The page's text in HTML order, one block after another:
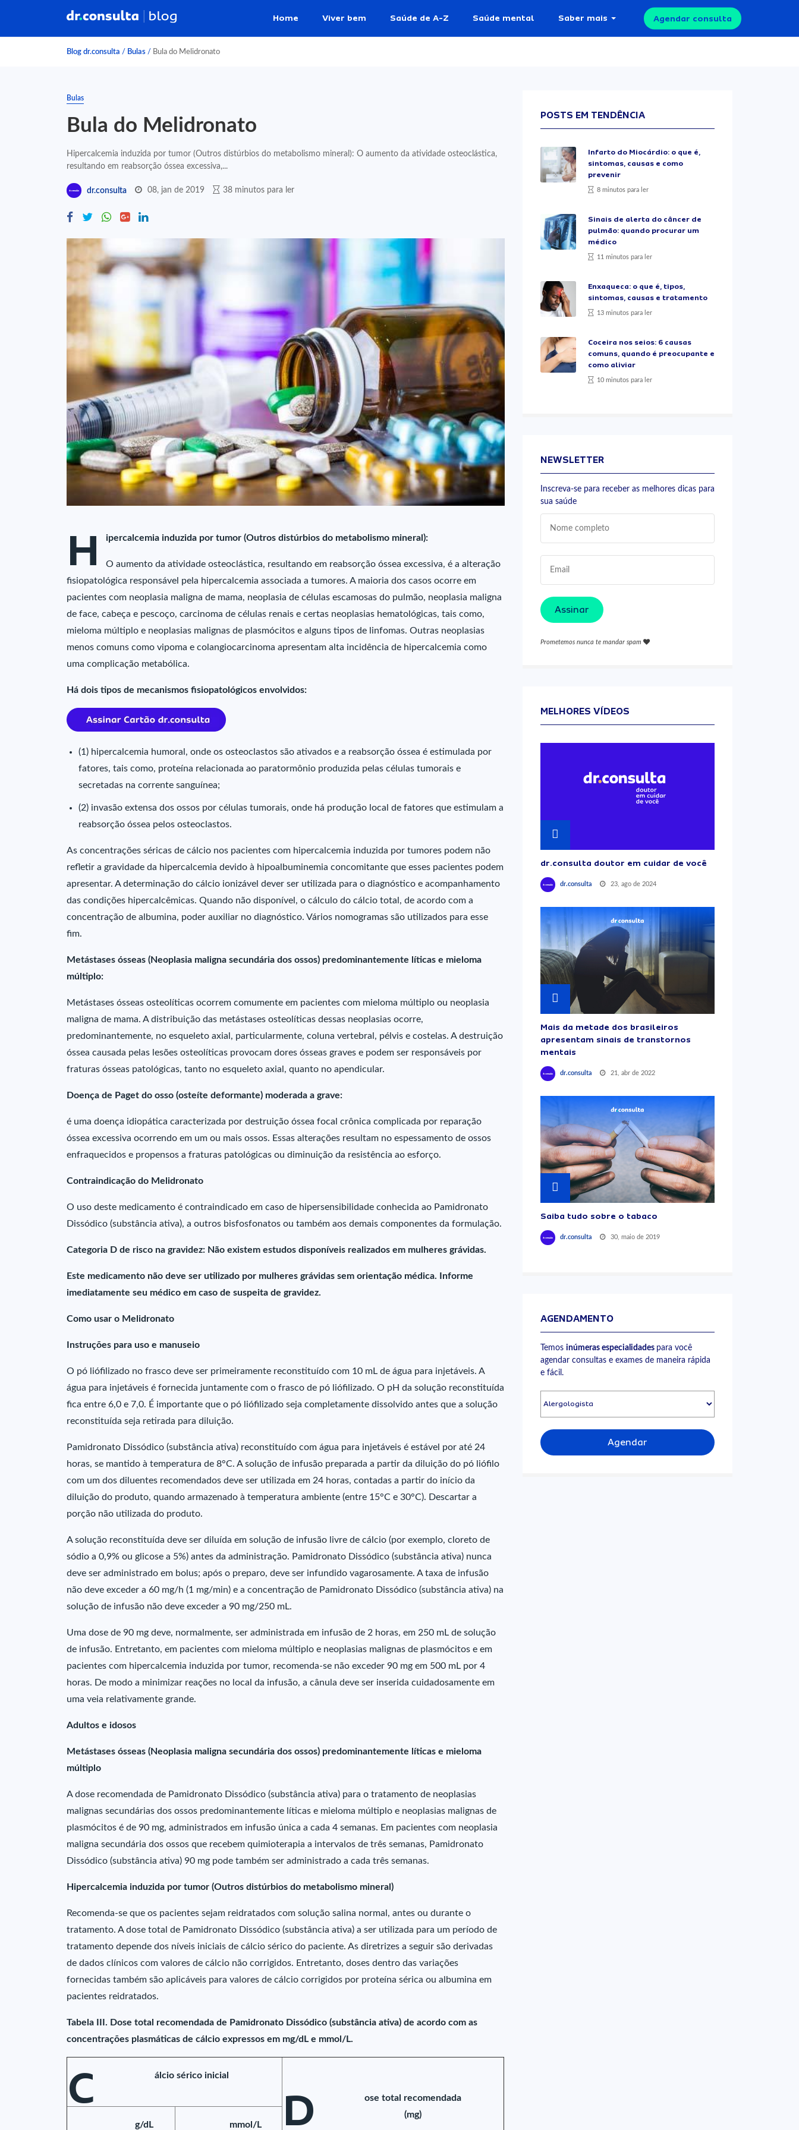
Home Viver bem Saúde de A-Z Saúde mental Saber mais Agendar consulta
Blog dr.consulta / Bulas / Bula do Melidronato
Bulas
Bula do Melidronato
Hipercalcemia induzida por tumor (Outros distúrbios do metabolismo mineral): O aumento da atividade osteoclástica,
resultando em reabsorção óssea excessiva,...
dr.consulta 08, jan de 2019 38 minutos para ler
H ipercalcemia induzida por tumor (Outros distúrbios do metabolismo mineral):
O aumento da atividade osteoclástica, resultando em reabsorção óssea excessiva, é a alteração
fisiopatológica responsável pela hipercalcemia associada a tumores. A maioria dos casos ocorre em
pacientes com neoplasia maligna de mama, neoplasia de células escamosas do pulmão, neoplasia maligna
de face, cabeça e pescoço, carcinoma de células renais e certas neoplasias hematológicas, tais como,
mieloma múltiplo e neoplasias malignas de plasmócitos e alguns tipos de linfomas. Outras neoplasias
menos comuns como vipoma e colangiocarcinoma apresentam alta incidência de hipercalcemia como
uma complicação metabólica.
Há dois tipos de mecanismos fisiopatológicos envolvidos:
(1) hipercalcemia humoral, onde os osteoclastos são ativados e a reabsorção óssea é estimulada por
fatores, tais como, proteína relacionada ao paratormônio produzida pelas células tumorais e
secretadas na corrente sanguínea;
(2) invasão extensa dos ossos por células tumorais, onde há produção local de fatores que estimulam a
reabsorção óssea pelos osteoclastos.
As concentrações séricas de cálcio nos pacientes com hipercalcemia induzida por tumores podem não
refletir a gravidade da hipercalcemia devido à hipoalbuminemia concomitante que esses pacientes podem
apresentar. A determinação do cálcio ionizável dever ser utilizada para o diagnóstico e acompanhamento
das condições hipercalcêmicas. Quando não disponível, o cálculo do cálcio total, de acordo com a
concentração de albumina, poder auxiliar no diagnóstico. Vários nomogramas são utilizados para esse
fim.
Metástases ósseas (Neoplasia maligna secundária dos ossos) predominantemente líticas e mieloma
múltiplo:
Metástases ósseas osteolíticas ocorrem comumente em pacientes com mieloma múltiplo ou neoplasia
maligna de mama. A distribuição das metástases osteolíticas dessas neoplasias ocorre,
predominantemente, no esqueleto axial, particularmente, coluna vertebral, pélvis e costelas. A destruição
óssea causada pelas lesões osteolíticas provocam dores ósseas graves e podem ser responsáveis por
fraturas ósseas patológicas, tanto no esqueleto axial, quanto no apendicular.
Doença de Paget do osso (osteíte deformante) moderada a grave:
é uma doença idiopática caracterizada por destruição óssea focal crônica complicada por reparação
óssea excessiva ocorrendo em um ou mais ossos. Essas alterações resultam no espessamento de ossos
enfraquecidos e propensos a fraturas patológicas ou diminuição da resistência ao esforço.
Contraindicação do Melidronato
O uso deste medicamento é contraindicado em caso de hipersensibilidade conhecida ao Pamidronato
Dissódico (substância ativa), a outros bisfosfonatos ou também aos demais componentes da formulação.
Categoria D de risco na gravidez: Não existem estudos disponíveis realizados em mulheres grávidas.
Este medicamento não deve ser utilizado por mulheres grávidas sem orientação médica. Informe
imediatamente seu médico em caso de suspeita de gravidez.
Como usar o Melidronato
Instruções para uso e manuseio
O pó liófilizado no frasco deve ser primeiramente reconstituído com 10 mL de água para injetáveis. A
água para injetáveis é fornecida juntamente com o frasco de pó liófilizado. O pH da solução reconstituída
fica entre 6,0 e 7,0. É importante que o pó liófilizado seja completamente dissolvido antes que a solução
reconstituída seja retirada para diluição.
Pamidronato Dissódico (substância ativa) reconstituído com água para injetáveis é estável por até 24
horas, se mantido à temperatura de 8°C. A solução de infusão preparada a partir da diluição do pó liófilo
com um dos diluentes recomendados deve ser utilizada em 24 horas, contadas a partir do início da
diluição do produto, quando armazenado à temperatura ambiente (entre 15°C e 30°C). Descartar a
porção não utilizada do produto.
A solução reconstituída deve ser diluída em solução de infusão livre de cálcio (por exemplo, cloreto de
sódio a 0,9% ou glicose a 5%) antes da administração. Pamidronato Dissódico (substância ativa) nunca
deve ser administrado em bolus; após o preparo, deve ser infundido vagarosamente. A taxa de infusão
não deve exceder a 60 mg/h (1 mg/min) e a concentração de Pamidronato Dissódico (substância ativa) na
solução de infusão não deve exceder a 90 mg/250 mL.
Uma dose de 90 mg deve, normalmente, ser administrada em infusão de 2 horas, em 250 mL de solução
de infusão. Entretanto, em pacientes com mieloma múltiplo e neoplasias malignas de plasmócitos e em
pacientes com hipercalcemia induzida por tumor, recomenda-se não exceder 90 mg em 500 mL por 4
horas. De modo a minimizar reações no local da infusão, a cânula deve ser inserida cuidadosamente em
uma veia relativamente grande.
Adultos e idosos
Metástases ósseas (Neoplasia maligna secundária dos ossos) predominantemente líticas e mieloma
múltiplo
A dose recomendada de Pamidronato Dissódico (substância ativa) para o tratamento de neoplasias
malignas secundárias dos ossos predominantemente líticas e mieloma múltiplo e neoplasias malignas de
plasmócitos é de 90 mg, administrados em infusão única a cada 4 semanas. Em pacientes com neoplasia
maligna secundária dos ossos que recebem quimioterapia a intervalos de três semanas, Pamidronato
Dissódico (substância ativa) 90 mg pode também ser administrado a cada três semanas.
Hipercalcemia induzida por tumor (Outros distúrbios do metabolismo mineral)
Recomenda-se que os pacientes sejam reidratados com solução salina normal, antes ou durante o
tratamento. A dose total de Pamidronato Dissódico (substância ativa) a ser utilizada para um período de
tratamento depende dos níveis iniciais de cálcio sérico do paciente. As diretrizes a seguir são derivadas
de dados clínicos com valores de cálcio não corrigidos. Entretanto, doses dentro das variações
fornecidas também são aplicáveis para valores de cálcio corrigidos por proteína sérica ou albumina em
pacientes reidratados.
Tabela III. Dose total recomendada de Pamidronato Dissódico (substância ativa) de acordo com as
concentrações plasmáticas de cálcio expressos em mg/dL e mmol/L.
C álcio sérico inicial
D
ose total recomendada
(mg)
g/dL mmol/L
POSTS EM TENDÊNCIA
Infarto do Miocárdio: o que é,
sintomas, causas e como
prevenir
8 minutos para ler
Sinais de alerta do câncer de
pulmão: quando procurar um
médico
11 minutos para ler
Enxaqueca: o que é, tipos,
sintomas, causas e tratamento
13 minutos para ler
Coceira nos seios: 6 causas
comuns, quando é preocupante e
como aliviar
10 minutos para ler
NEWSLETTER
Inscreva-se para receber as melhores dicas para
sua saúde
Assinar
Prometemos nunca te mandar spam
MELHORES VÍDEOS
dr.consulta doutor em cuidar de você
dr.consulta 23, ago de 2024
Mais da metade dos brasileiros
apresentam sinais de transtornos
mentais
dr.consulta 21, abr de 2022
Saiba tudo sobre o tabaco
dr.consulta 30, maio de 2019
AGENDAMENTO
Temos inúmeras especialidades para você
agendar consultas e exames de maneira rápida
e fácil.
Agendar